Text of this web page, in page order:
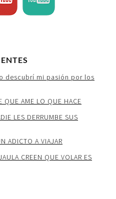
descubrí mi pasión por los
QUE AME LO QUE HACE
LES DERRUMBE SUS
ADICTO A VIAJAR
CREEN QUE VOLAR ES